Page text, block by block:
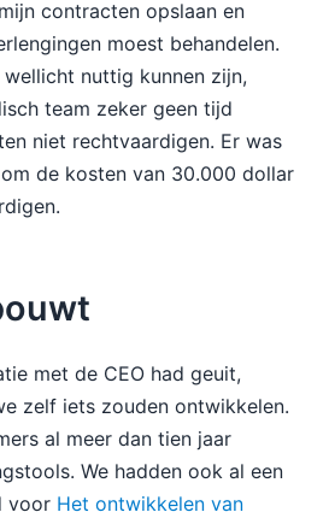
contracten opslaan en
moest behandelen.
nuttig kunnen zijn,
team zeker geen tijd
niet rechtvaardigen. Er was
de kosten van 30.000 dollar
met de CEO had geuit,
zelf iets zouden ontwikkelen.
al meer dan tien jaar
We hadden ook al een
voor Het ontwikkelen van